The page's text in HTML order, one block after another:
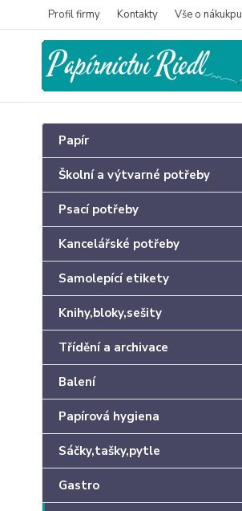
Profil firmy Kontakty Vše o nákukpu
Papír
Školní a výtvarné potřeby
Psací potřeby
Kancelářské potřeby
Samolepící etikety
Knihy,bloky,sešity
Třídění a archivace
Balení
Papírová hygiena
Sáčky,tašky,pytle
Gastro